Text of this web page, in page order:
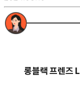
롱블랙 프렌즈 L